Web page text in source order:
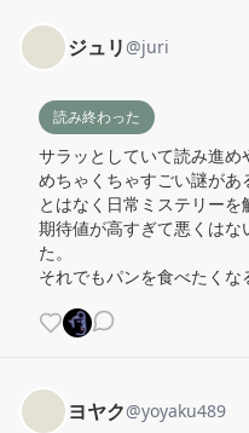
ジュリ @juri
読み終わった
サラッとしていて読み進め
めちゃくちゃすごい謎があ
とはなく日常ミステリーを
期待値が高すぎて悪くは
た。
それでもパンを食べたくな
ヨヤク@yoyaku489